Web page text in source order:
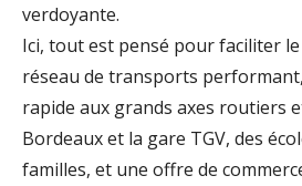
verdoyante.
Ici, tout est pensé pour faciliter
réseau de transports performant,
rapide aux grands axes routiers
Bordeaux et la gare TGV, des
familles, et une offre de